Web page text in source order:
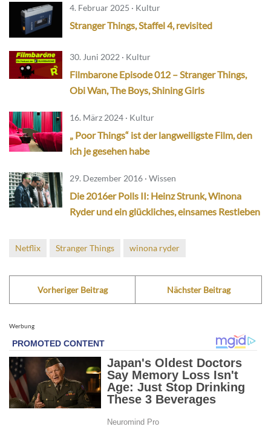
4. Februar 2025 · Kultur
Stranger Things, Staffel 4, revisited
30. Juni 2022 · Kultur
Filmbarone Episode 012 – Stranger Things,
Obi Wan, The Boys, Shining Girls
16. März 2024 · Kultur
„ Poor Things“ ist der langweiligste Film, den
ich je gesehen habe
29. Dezember 2016 · Wissen
Die 2016er Polls II: Heinz Strunk, Winona
Ryder und ein glückliches, einsames Restleben
Netflix Stranger Things winona ryder
Vorheriger Beitrag Nächster Beitrag
Werbung